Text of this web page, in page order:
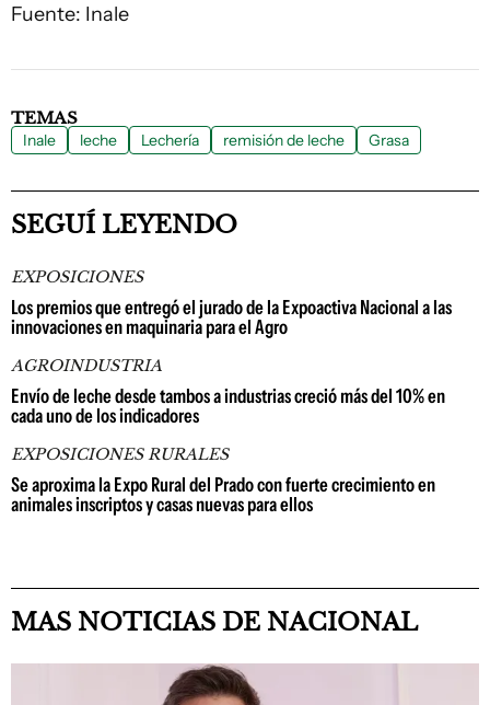
Fuente: Inale
TEMAS
Inale leche Lechería remisión de leche Grasa
SEGUÍ LEYENDO
EXPOSICIONES
Los premios que entregó el jurado de la Expoactiva Nacional a las
innovaciones en maquinaria para el Agro
AGROINDUSTRIA
Envío de leche desde tambos a industrias creció más del 10% en
cada uno de los indicadores
EXPOSICIONES RURALES
Se aproxima la Expo Rural del Prado con fuerte crecimiento en
animales inscriptos y casas nuevas para ellos
MAS NOTICIAS DE NACIONAL